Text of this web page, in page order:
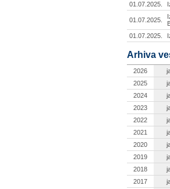
01.07.2025.
01.07.2025.
01.07.2025.
Arhiva
2026
2025
2024
2023
2022
2021
2020
2019
2018
2017